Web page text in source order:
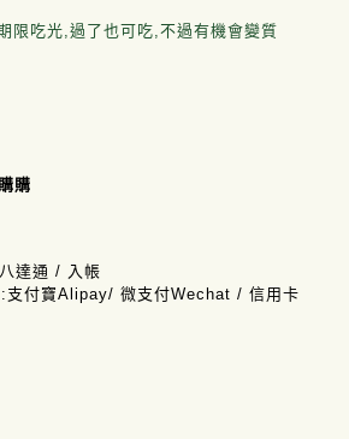
限吃光,過了也可吃,不過有機會變質
購
達通 / 入帳
付寶Alipay/ 微支付Wechat / 信用卡